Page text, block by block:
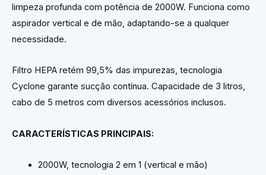
limpeza profunda com potência de 2000W. Funciona como
aspirador vertical e de mão, adaptando-se a qualquer
necessidade.
Filtro HEPA retém 99,5% das impurezas, tecnologia
Cyclone garante sucção contínua. Capacidade de 3 litros,
cabo de 5 metros com diversos acessórios inclusos.
CARACTERÍSTICAS PRINCIPAIS:
2000W, tecnologia 2 em 1 (vertical e mão)